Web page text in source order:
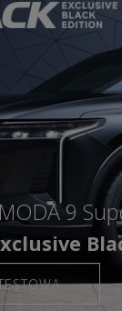
9